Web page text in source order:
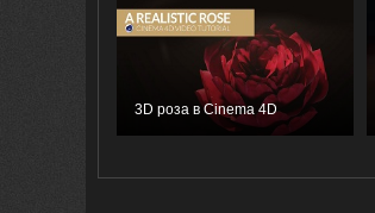
3D роза в Cinema 4D